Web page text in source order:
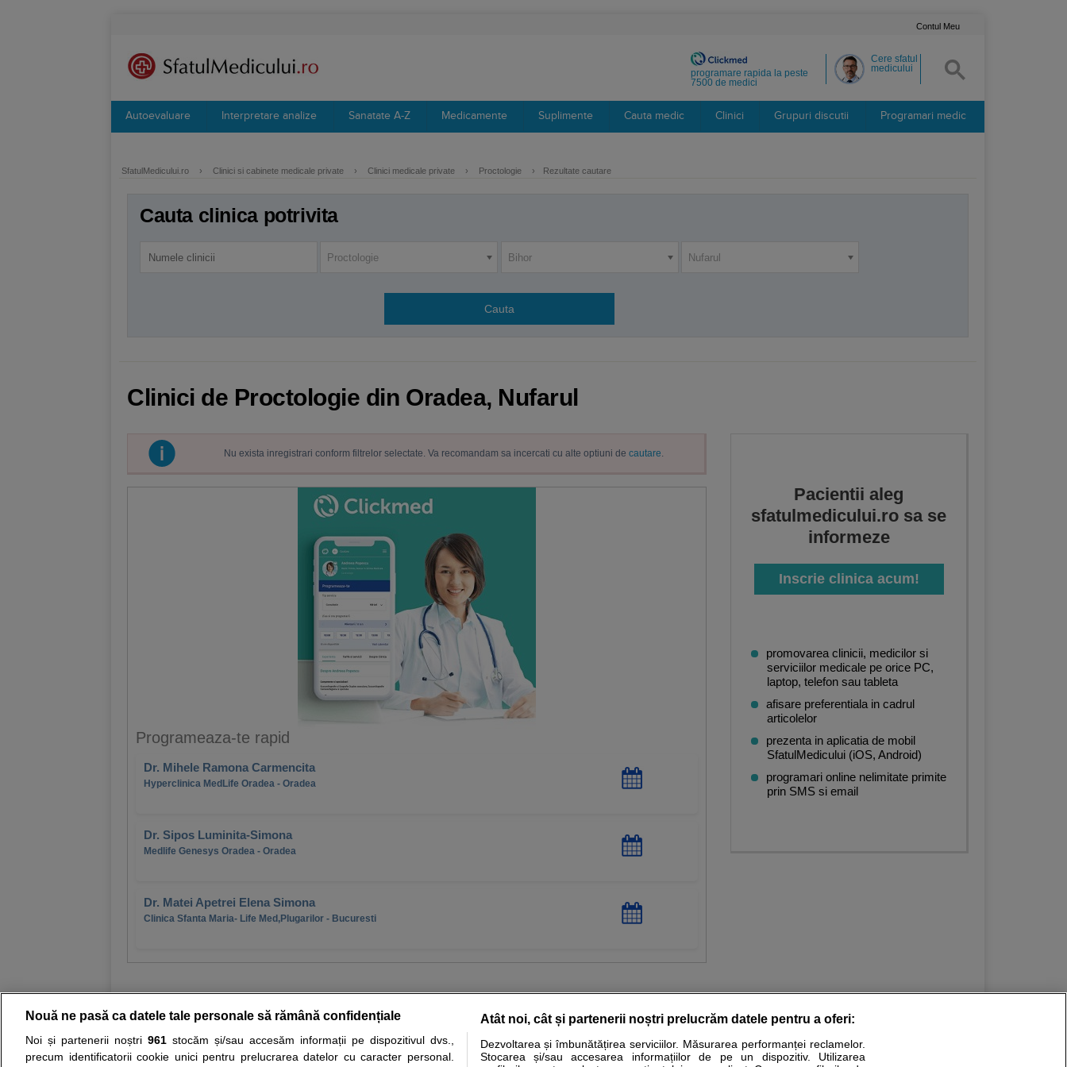
Contul Meu
Cere sfatul
medicului
programare rapida la peste
7500 de medici
Autoevaluare Interpretare analize Sanatate A-Z Medicamente Suplimente Cauta medic Clinici Grupuri discutii Programari medic
SfatulMedicului.ro › Clinici si cabinete medicale private › Clinici medicale private › Proctologie › Rezultate cautare
Cauta clinica potrivita
Proctologie Bihor Nufarul
Clinici de Proctologie din Oradea, Nufarul
Nu exista inregistrari conform filtrelor selectate. Va recomandam sa incercati cu alte optiuni de cautare.
Programeaza-te rapid
Dr. Mihele Ramona Carmencita
Hyperclinica MedLife Oradea - Oradea
Dr. Sipos Luminita-Simona
Medlife Genesys Oradea - Oradea
Dr. Matei Apetrei Elena Simona
Clinica Sfanta Maria- Life Med,Plugarilor - Bucuresti
Pacientii aleg
sfatulmedicului.ro sa se
informeze
Inscrie clinica acum!
promovarea clinicii, medicilor si
serviciilor medicale pe orice PC,
laptop, telefon sau tableta
afisare preferentiala in cadrul
articolelor
prezenta in aplicatia de mobil
SfatulMedicului (iOS, Android)
programari online nelimitate primite
prin SMS si email
Resurse: Autoevaluare simptome Interpretare analize Specialitati medicale Boli si afectiuni Calculatoare Stiri medicale
Nouă ne pasă ca datele tale personale să rămână confidențiale
Noi și partenerii noștri 961stocăm și/sau accesăm informații pe dispozitivul dvs.,
precum identificatorii cookie unici pentru prelucrarea datelor cu caracter personal.
Atât noi, cât și partenerii noștri prelucrăm datele pentru a oferi:
Dezvoltarea și îmbunătățirea serviciilor. Măsurarea performanței reclamelor.
Stocarea și/sau accesarea informațiilor de pe un dispozitiv. Utilizarea